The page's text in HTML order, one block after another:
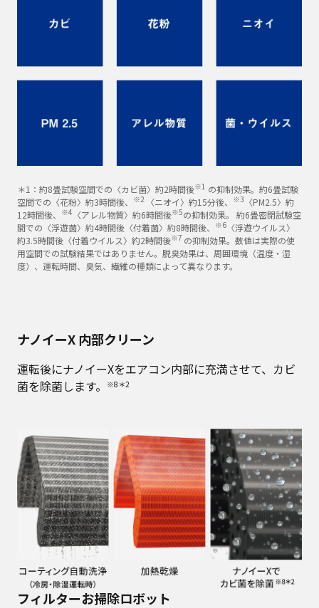
＊1：約8畳試験空間での〈カビ菌〉約2時間後※1 の抑制効果。約6畳試験
空間での〈花粉〉約3時間後、
※2 〈ニオイ〉約15分後、 ※3 〈PM2.5〉約
12時間後、
※4 〈アレル物質〉約6時間後※5の抑制効果。 約6畳密閉試験空
間での〈浮遊菌〉約4時間後〈付着菌〉約8時間後、
※6 〈浮遊ウイルス〉
約3.5時間後〈付着ウイルス〉約2時間後※7 の抑制効果。数値は実際の使
用空間での試験結果ではありません。脱臭効果は、周囲環境（温度・湿
度）、運転時間、臭気、繊維の種類によって異なります。
ナノイーX 内部クリーン
運転後にナノイーXをエアコン内部に充満させて、カビ
菌を除菌します。
※8＊2
フィルターお掃除ロボット